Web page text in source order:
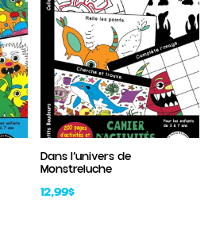
Dans l’univers de
Monstreluche
12,99$